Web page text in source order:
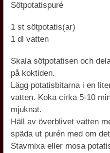
Sötpotatispuré
1 st sötpotatis(ar)
1 dl vatten
Skala sötpotatisen och
på koktiden.
Lägg potatisbitarna i en
vatten. Koka cirka 5-10
mjuknat.
Häll av överblivet vatten
späda ut purén med om
Stavmixa eller mosa